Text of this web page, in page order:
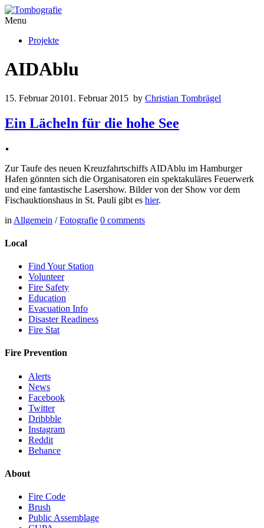
Menu
Projekte
AIDAblu
15. Februar 20101. Februar 2015 by Christian Tombrägel
Ein Lächeln für die hohe See
Zur Taufe des neuen Kreuzfahrtschiffs AIDAblu im Hamburger
Hafen gönnten sich die Organisatoren ein spektakuläres Feuerwerk
und eine fantastische Lasershow. Bilder von der Show vor dem
Fischauktionshaus in St. Pauli gibt es hier.
in Allgemein /Fotografie 0 comments
Local
Find Your Station
Volunteer
Fire Safety
Education
Evacuation Info
Disaster Readiness
Fire Stat
Fire Prevention
Alerts
News
Facebook
Twitter
Dribbble
Instagram
Reddit
Behance
About
Fire Code
Brush
Public Assemblage